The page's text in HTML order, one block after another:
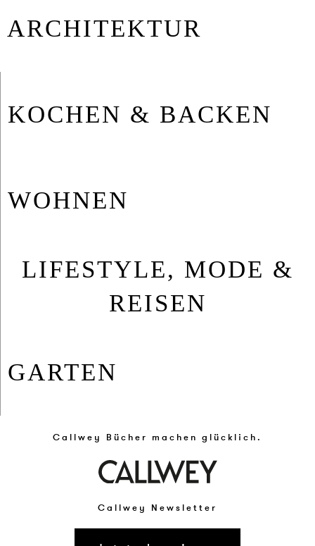
AR­CHI­TEK­TUR
KO­CHEN & BA­CKEN
WOH­NEN
LIFESTYLE, MODE &
REISEN
GAR­TEN
Callwey Bücher machen glücklich.
Callwey Newsletter